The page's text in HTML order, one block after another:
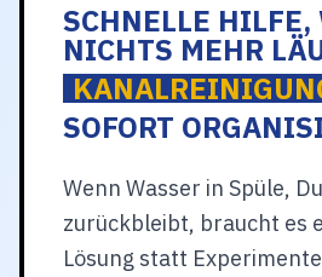
SCHNELLE HILFE,
NICHTS MEHR
SOFORT
Wenn Wasser in Spüle,
zurückbleibt, braucht es
Lösung statt